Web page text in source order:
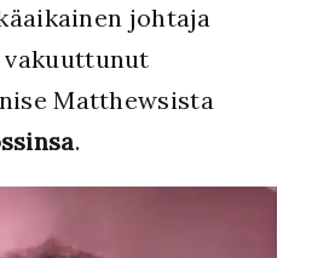
johtaja
Matthewsista
.